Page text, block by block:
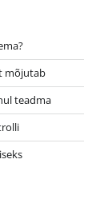
mõjutab
teadma